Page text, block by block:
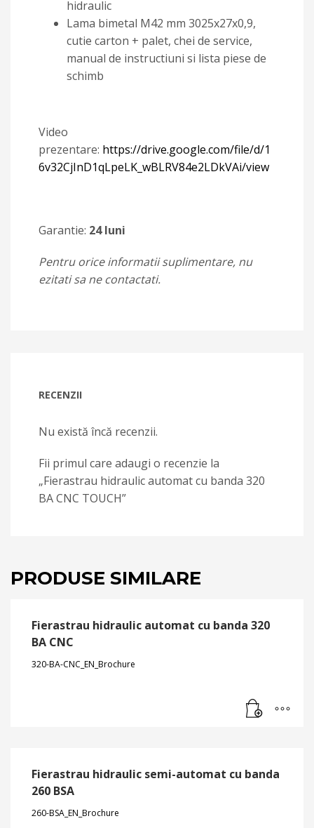
hidraulic
Lama bimetal M42 mm 3025x27x0,9,
cutie carton + palet, chei de service,
manual de instructiuni si lista piese de
schimb
Video
prezentare: https://drive.google.com/file/d/1
6v32CjInD1qLpeLK_wBLRV84e2LDkVAi/view
Garantie: 24 luni
Pentru orice informatii suplimentare, nu
ezitati sa ne contactati.
RECENZII
Nu există încă recenzii.
Fii primul care adaugi o recenzie la
„Fierastrau hidraulic automat cu banda 320
BA CNC TOUCH”
PRODUSE SIMILARE
Fierastrau hidraulic automat cu banda 320
BA CNC
320-BA-CNC_EN_Brochure
Fierastrau hidraulic semi-automat cu banda
260 BSA
260-BSA_EN_Brochure